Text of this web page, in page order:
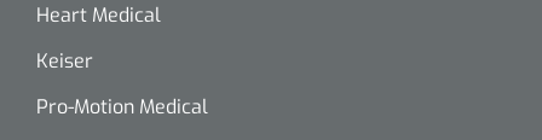
Heart Medical
Keiser
Pro-Motion Medical